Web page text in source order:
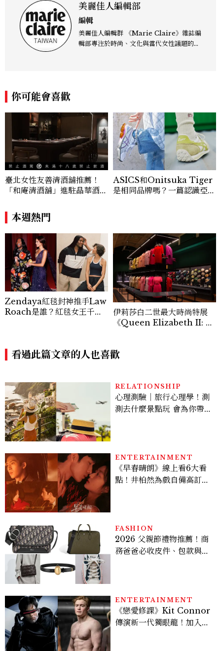
美麗佳人編輯部
編輯
美麗佳人編輯群 《Marie Claire》雜誌編
輯部專注於時尚、文化與當代女性議題的深
度的內容。 《Marie Claire》始終以敏銳
視角與編輯直覺，引領讀者探索女性多元面
貌與生活品味風格的無限可能。
你可能會喜歡
臺北女性友善清酒舖推薦！
「和庵清酒舖」進駐晶華酒
180元起輕鬆微醺
ASICS和Onitsuka Tiger
是相同品牌嗎？一篇認識亞瑟
本週熱門
Zendaya紅毯封神推手Law
Roach是誰？紅毯女王千黛
伊莉莎白二世最大時尚特展
《Queen Elizabeth II: H
加冕禮服一次看
看過此篇文章的人也喜歡
RELATIONSHIP
心理測驗｜旅行心理學！測
測去什麼景點玩 會為你帶來
ENTERTAINMENT
《早春晴朗》線上看6大看
點！井柏然為戲自備高訂，
FASHION
2026 父親節禮物推薦！商
務爸爸必收皮件、包款與鞋
ENTERTAINMENT
《戀愛修課》Kit Connor
傳演新一代獨眼龍！加入新